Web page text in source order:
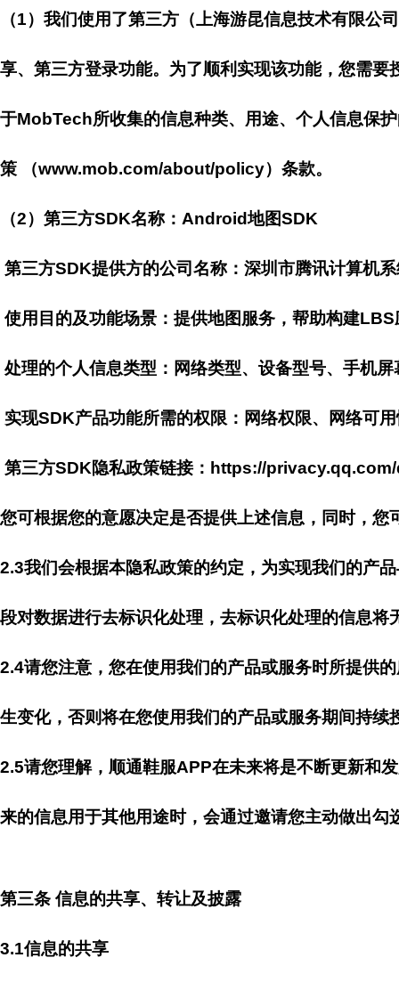
（1）我们使用了第三方（上海游昆信息技术有限
享、第三方登录功能。为了顺利实现该功能，您需
于MobTech所收集的信息种类、用途、个人信息保
策 （www.mob.com/about/policy）条款。
（2）第三方SDK名称：Android地图SDK
第三方SDK提供方的公司名称：深圳市腾讯计算机
使用目的及功能场景：提供地图服务，帮助构建LBS
处理的个人信息类型：网络类型、设备型号、手机
实现SDK产品功能所需的权限：网络权限、网络可
第三方SDK隐私政策链接：https://
您可根据您的意愿决定是否提供上述信息，同时，
2.3我们会根据本隐私政策的约定，为实现我们的产
段对数据进行去标识化处理，去标识化处理的信息将
2.4请您注意，您在使用我们的产品或服务时所提供
生变化，否则将在您使用我们的产品或服务期间持续
2.5请您理解，顺通鞋服APP在未来将是不断更新和
来的信息用于其他用途时，会通过邀请您主动做出
第三条 信息的共享、转让及披露
3.1信息的共享